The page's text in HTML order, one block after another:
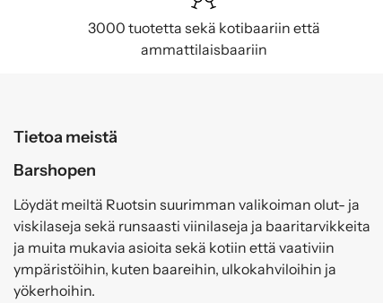
3000 tuotetta sekä kotibaariin että
ammattilaisbaariin
Tietoa meistä
Barshopen
Löydät meiltä Ruotsin suurimman valikoiman olut- ja
viskilaseja sekä runsaasti viinilaseja ja baaritarvikkeita
ja muita mukavia asioita sekä kotiin että vaativiin
ympäristöihin, kuten baareihin, ulkokahviloihin ja
yökerhoihin.